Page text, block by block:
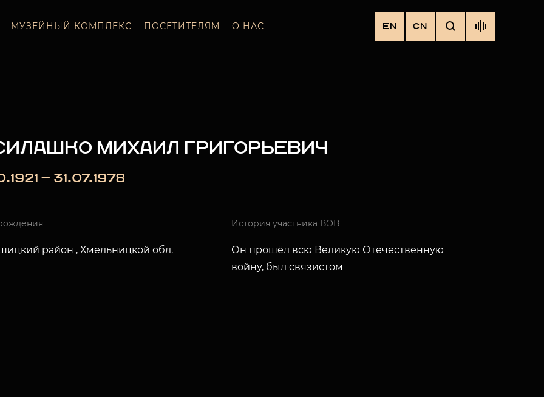
МУЗЕЙНЫЙ КОМПЛЕКС ПОСЕТИТЕЛЯМ О НАС EN CN
МИХАИЛ ГРИГОРЬЕВИЧ
— 31.07.1978
район , Хмельницкой обл.
История участника ВОВ
Он прошёл всю Великую Отечественную
войну, был связистом